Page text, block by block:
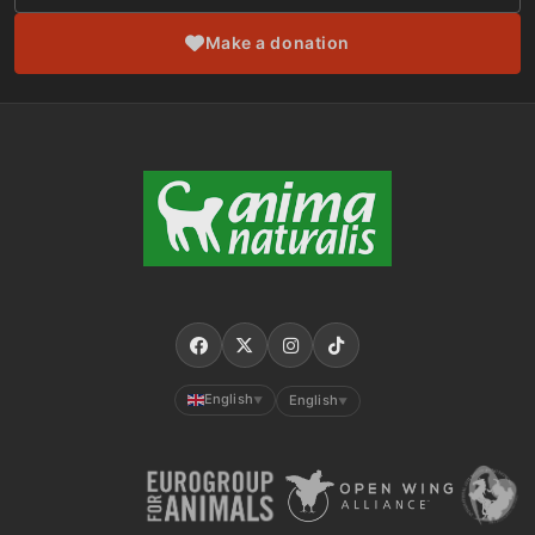
Make a donation
English ▼ English ▼